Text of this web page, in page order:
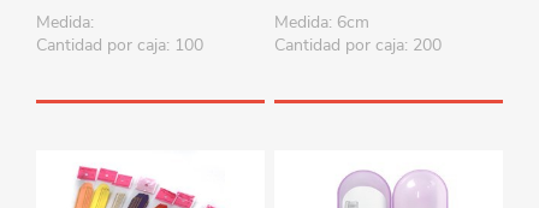
Medida:
Cantidad por caja: 100
Medida: 6cm
Cantidad por caja: 200